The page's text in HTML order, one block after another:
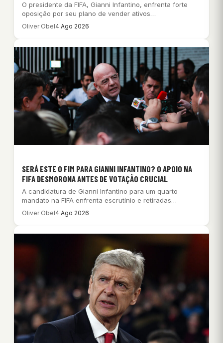
O presidente da FIFA, Gianni Infantino, enfrenta forte
oposição por seu plano de vender ativos…
Oliver Obel4 Ago 2026
SERÁ ESTE O FIM PARA GIANNI INFANTINO? O APOIO NA
FIFA DESMORONA ANTES DE VOTAÇÃO CRUCIAL
A candidatura de Gianni Infantino para um quarto
mandato na FIFA enfrenta escrutínio e retiradas…
Oliver Obel4 Ago 2026